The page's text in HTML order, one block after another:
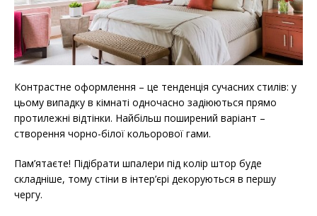
Контрастне оформлення – це тенденція сучасних стилів: у
цьому випадку в кімнаті одночасно задіюються прямо
протилежні відтінки. Найбільш поширений варіант –
створення чорно-білої кольорової гами.
Пам’ятаєте! Підібрати шпалери під колір штор буде
складніше, тому стіни в інтер’єрі декоруються в першу
чергу.